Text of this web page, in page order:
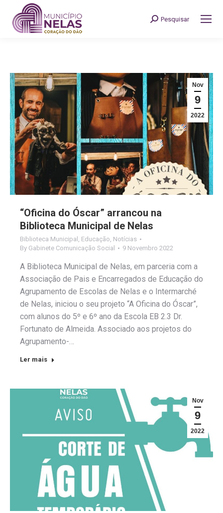
Search:
Pesquisar
Nov
9
2022
“Oficina do Óscar” arrancou na
Biblioteca Municipal de Nelas
Biblioteca Municipal , Educação, Notícias
By Gabinete Comunicação Social 9 Novembro 2022
A Biblioteca Municipal de Nelas, em parceria com a
Associação de Pais e Encarregados de Educação do
Agrupamento de Escolas de Nelas e o Intermarché
de Nelas, iniciou o seu projeto “A Oficina do Óscar”,
com alunos do 5º e 6º ano da Escola EB 2.3 Dr.
Fortunato de Almeida. Associado aos projetos do
Agrupamento-…
Ler mais
Nov
9
2022